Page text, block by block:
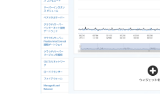
すべてのメニューを見る
管理機能
すべてのメニューを見る
モニタリング/監査
サポート
すべてのメニューを見る
- 初期設定・確認
- ユーザー機能の管理
- IoT
- マルチクラウド利用
- リモートワーク
メンテナンス予定
定期メンテナンス
販売パートナー向けプログラム
協業パートナー
トレーニング/操作動画
脱炭素化